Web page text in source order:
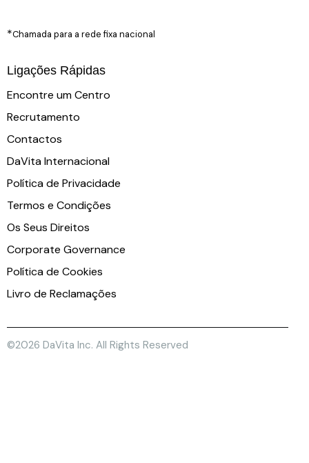
*Chamada para a rede fixa nacional
Ligações Rápidas
Encontre um Centro
Recrutamento
Contactos
DaVita Internacional
Política de Privacidade
Termos e Condições
Os Seus Direitos
Corporate Governance
Política de Cookies
Livro de Reclamações
©2026 DaVita Inc. All Rights Reserved